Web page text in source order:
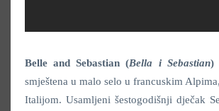
Belle and Sebastian (Bella i Sebastian)
smještena u malo selo u francuskim
Italijom. Usamljeni šestogodišnji dječak